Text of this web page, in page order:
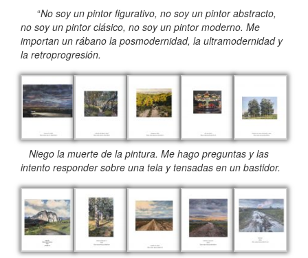
“No soy un pintor figurativo, no soy un pintor abstracto,
no soy un pintor clásico, no soy un pintor moderno. Me
importan un rábano la posmodernidad, la ultramodernidad y
la retroprogresión.
Niego la muerte de la pintura. Me hago preguntas y las
intento responder sobre una tela y tensadas en un bastidor.